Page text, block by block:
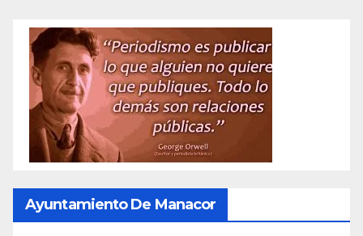
Ayuntamiento De Manacor